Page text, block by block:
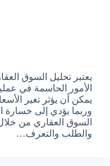
يعتبر تحليل السوق
الأمور الحاسمة في
يمكن أن يؤثر تغير
وربما يؤدي إلى خسارة
السوق العقاري من
والطلب والتعرف…